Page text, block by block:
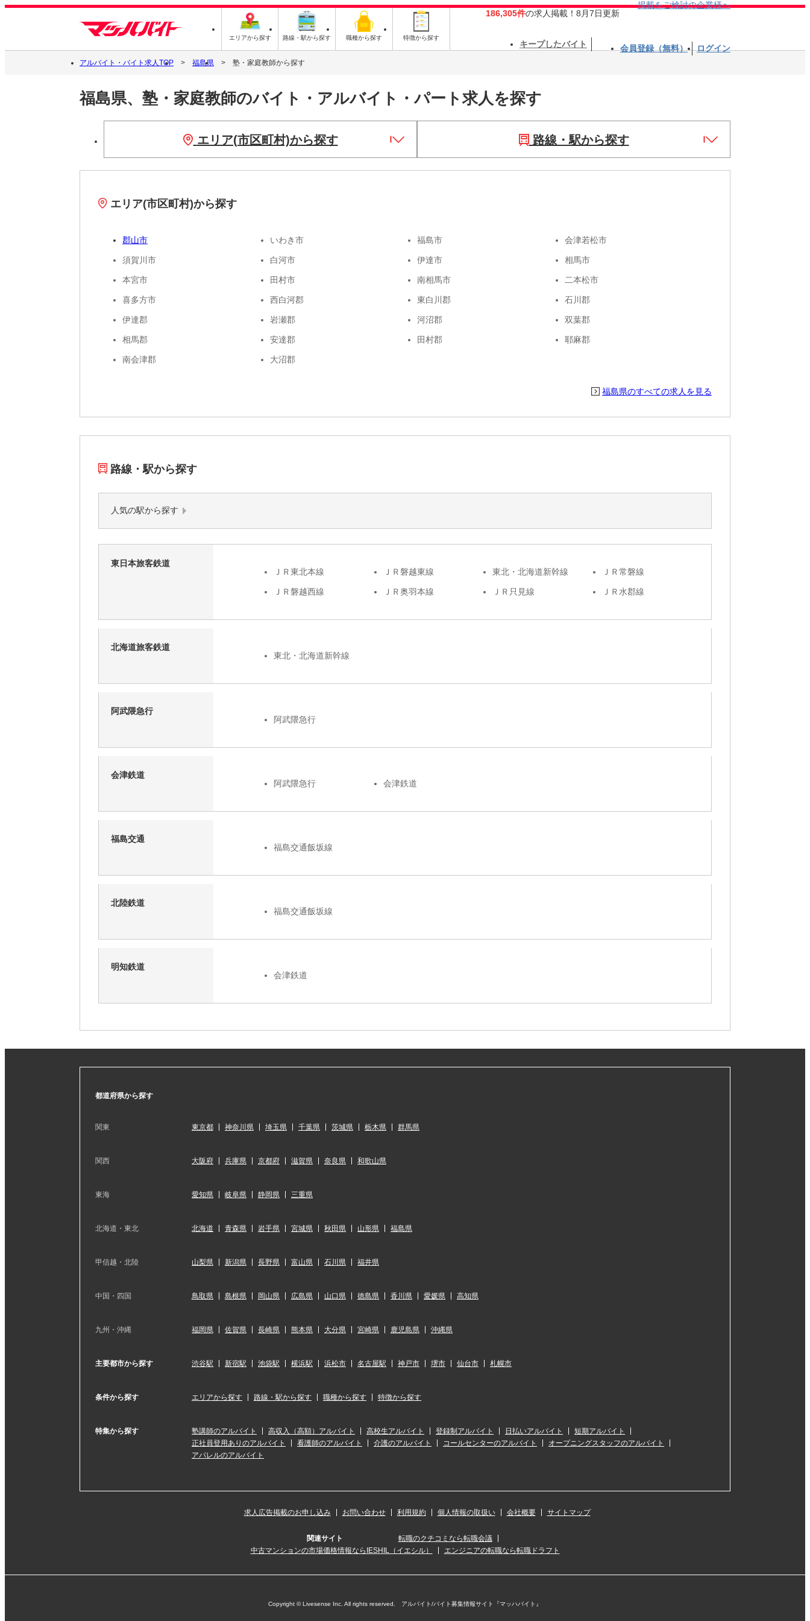
エリアから探す 路線・駅から探す 職種から探す 特徴から探す
186,305件の求人掲載！8月7日更新
掲載をご検討の企業様へ
キープしたバイト 会員登録（無料） ログイン
アルバイト・バイト求人TOP 福島県 塾・家庭教師から探す
福島県、塾・家庭教師のバイト・アルバイト・パート求人を探す
エリア(市区町村)から探す 路線・駅から探す
エリア(市区町村)から探す
郡山市 いわき市 福島市 会津若松市
須賀川市 白河市 伊達市 相馬市
本宮市 田村市 南相馬市 二本松市
喜多方市 西白河郡 東白川郡 石川郡
伊達郡 岩瀬郡 河沼郡 双葉郡
相馬郡 安達郡 田村郡 耶麻郡
南会津郡 大沼郡
福島県のすべての求人を見る
路線・駅から探す
人気の駅から探す
東日本旅客鉄道
ＪＲ東北本線
ＪＲ磐越東線 東北・北海道新幹線 ＪＲ常磐線
ＪＲ磐越西線 ＪＲ奥羽本線 ＪＲ只見線 ＪＲ水郡線
北海道旅客鉄道
東北・北海道新幹線
阿武隈急行
阿武隈急行
会津鉄道
阿武隈急行
会津鉄道
福島交通
福島交通飯坂線
北陸鉄道
福島交通飯坂線
明知鉄道
会津鉄道
都道府県から探す
関東 東京都 神奈川県 埼玉県 千葉県 茨城県 栃木県 群馬県
関西 大阪府 兵庫県 京都府 滋賀県 奈良県 和歌山県
東海 愛知県 岐阜県 静岡県 三重県
北海道・東北 北海道 青森県 岩手県 宮城県 秋田県 山形県 福島県
甲信越・北陸 山梨県 新潟県 長野県 富山県 石川県 福井県
中国・四国 鳥取県 島根県 岡山県 広島県 山口県 徳島県 香川県 愛媛県 高知県
九州・沖縄 福岡県 佐賀県 長崎県 熊本県 大分県 宮崎県 鹿児島県 沖縄県
主要都市から探す 渋谷駅 新宿駅 池袋駅 横浜駅 浜松市 名古屋駅 神戸市 堺市 仙台市 札幌市
条件から探す エリアから探す 路線・駅から探す 職種から探す 特徴から探す
特集から探す 塾講師のアルバイト 高収入（高額）アルバイト 高校生アルバイト 登録制アルバイト 日払いアルバイト
短期アルバイト
正社員登用ありのアルバイト
看護師のアルバイト 介護のアルバイト コールセンターのアルバイト
オープニングスタッフのアルバイト
アパレルのアルバイト
求人広告掲載のお申し込み お問い合わせ 利用規約 個人情報の取扱い 会社概要 サイトマップ
関連サイト
転職のクチコミなら転職会議
中古マンションの市場価格情報ならIESHIL（イエシル）
エンジニアの転職なら転職ドラフト
Copyright © Livesense Inc. All rights reserved. アルバイト/バイト募集情報サイト『マッハバイト』